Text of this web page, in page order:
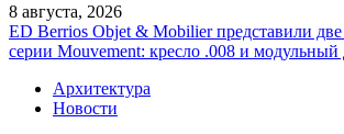
8 августа, 2026
ED Berrios Objet & Mobilier представили
серии Mouvement: кресло .008 и модульный
Архитектура
Новости